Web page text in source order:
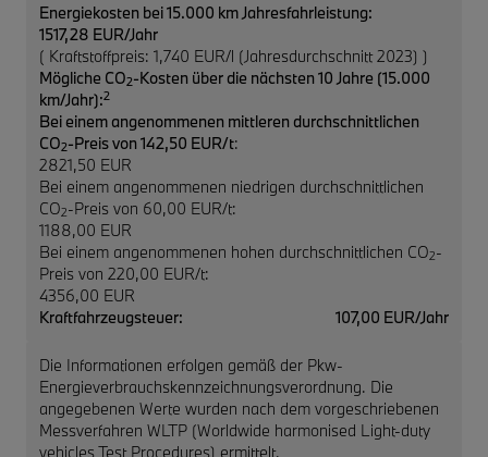
Energiekosten bei 15.000 km Jahresfahrleistung:
1517,28 EUR/Jahr
( Kraftstoffpreis: 1,740 EUR/l (Jahresdurchschnitt 2023) )
Mögliche CO2-Kosten über die nächsten 10 Jahre (15.000
km/Jahr):2
Bei einem angenommenen mittleren durchschnittlichen
CO2-Preis von 142,50 EUR/t:
2821,50 EUR
Bei einem angenommenen niedrigen durchschnittlichen
CO2-Preis von 60,00 EUR/t:
1188,00 EUR
Bei einem angenommenen hohen durchschnittlichen CO2-
Preis von 220,00 EUR/t:
4356,00 EUR
Kraftfahrzeugsteuer:
107,00 EUR/Jahr
Die Informationen erfolgen gemäß der Pkw-
Energieverbrauchskennzeichnungsverordnung. Die
angegebenen Werte wurden nach dem vorgeschriebenen
Messverfahren WLTP (Worldwide harmonised Light-duty
vehicles Test Procedures) ermittelt.